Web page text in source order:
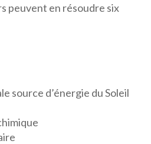
peuvent en résoudre six
source d’énergie du Soleil